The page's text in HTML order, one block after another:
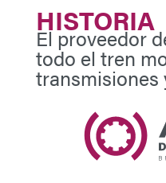
HISTORIA
El proveedor
todo el tren
transmisiones